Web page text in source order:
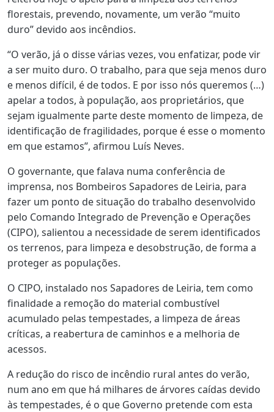
florestais, prevendo, novamente, um verão “muito
duro” devido aos incêndios.
“O verão, já o disse várias vezes, vou enfatizar, pode vir
a ser muito duro. O trabalho, para que seja menos duro
e menos difícil, é de todos. E por isso nós queremos (…)
apelar a todos, à população, aos proprietários, que
sejam igualmente parte deste momento de limpeza, de
identificação de fragilidades, porque é esse o momento
em que estamos”, afirmou Luís Neves.
O governante, que falava numa conferência de
imprensa, nos Bombeiros Sapadores de Leiria, para
fazer um ponto de situação do trabalho desenvolvido
pelo Comando Integrado de Prevenção e Operações
(CIPO), salientou a necessidade de serem identificados
os terrenos, para limpeza e desobstrução, de forma a
proteger as populações.
O CIPO, instalado nos Sapadores de Leiria, tem como
finalidade a remoção do material combustível
acumulado pelas tempestades, a limpeza de áreas
críticas, a reabertura de caminhos e a melhoria de
acessos.
A redução do risco de incêndio rural antes do verão,
num ano em que há milhares de árvores caídas devido
às tempestades, é o que Governo pretende com esta